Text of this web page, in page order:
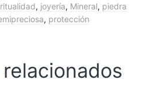
, joyería, Mineral, piedra
, protección